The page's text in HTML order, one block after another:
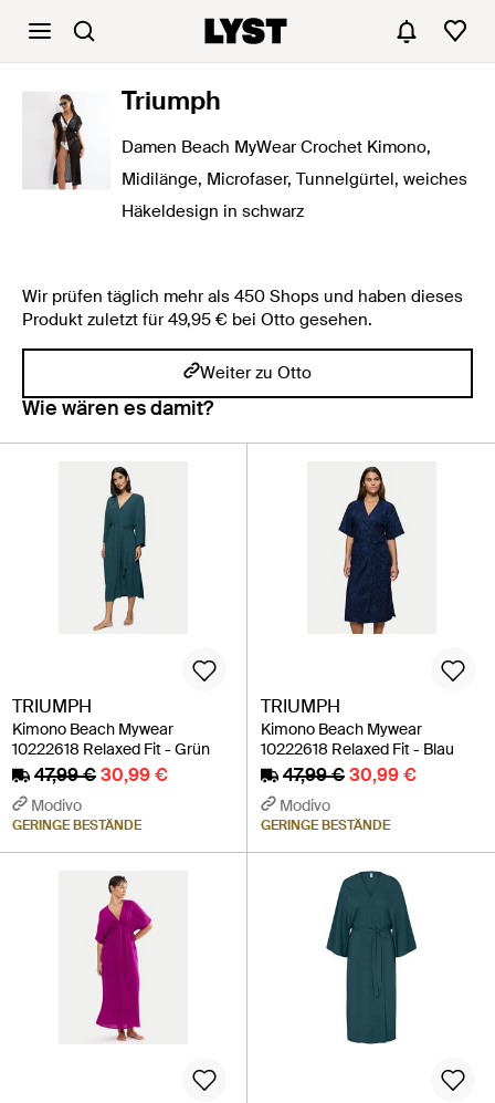
Triumph
Damen Beach MyWear Crochet Kimono,
Midilänge, Microfaser, Tunnelgürtel, weiches
Häkeldesign in schwarz
Wir prüfen täglich mehr als 450 Shops und haben dieses
Produkt zuletzt für 49,95 € bei Otto gesehen.
Weiter zu Otto
Wie wären es damit?
TRIUMPH
Kimono Beach Mywear
10222618 Relaxed Fit - Grün
47,99 €30,99 €
Modivo
GERINGE BESTÄNDE
TRIUMPH
Kimono Beach Mywear
10222618 Relaxed Fit - Blau
47,99 €30,99 €
Modivo
GERINGE BESTÄNDE